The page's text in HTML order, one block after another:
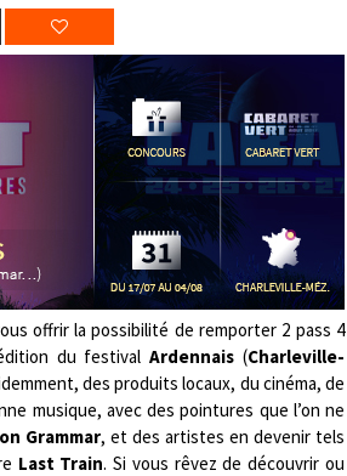
offrir la possibilité de remporter 2 pass 4
du festivalArdennais(Charleville-
des produits locaux, du cinéma, de
musique, avec des pointures que l’on ne
Grammar, et des artistes en devenir tels
Last Train. Si vous rêvez de découvrir ou